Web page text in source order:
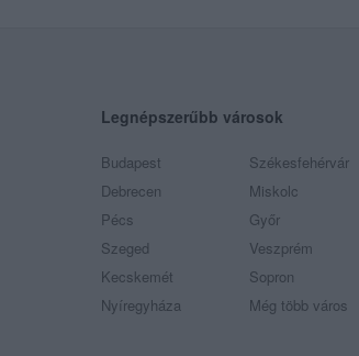
Legnépszerűbb városok
Budapest
Debrecen
Pécs
Szeged
Kecskemét
Nyíregyháza
Székesfehérvár
Miskolc
Győr
Veszprém
Sopron
Még több város